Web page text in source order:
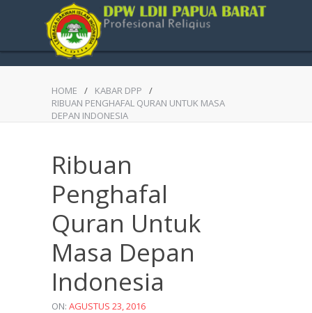
HOME / KABAR DPP
/
RIBUAN PENGHAFAL QURAN UNTUK MASA
DEPAN INDONESIA
Ribuan
Penghafal
Quran Untuk
Masa Depan
Indonesia
ON: AGUSTUS 23, 2016